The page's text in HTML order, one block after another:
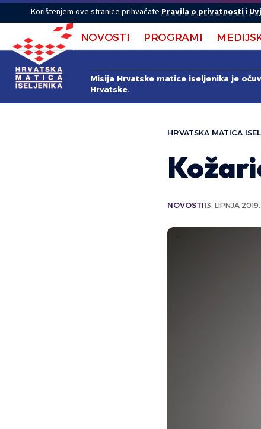
Korištenjem ove stranice prihvaćate Pravila o privatnostii
NOVOSTI PROGRAMI
Misija Hrvatske matice iseljenika je
Hrvatske.
HRVATSKA MATICA
NOVOSTI13. LIPNJA 2019.